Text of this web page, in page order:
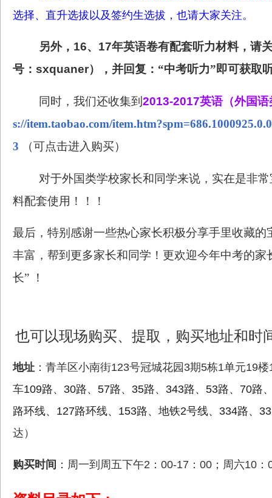
选择、直升选拔以及签约生选拔，也请大家关注。
另外， 16、 17年英语卷有配套听力材料，请
号： sxquaner），并回复：“中考听力”即可获取
同时，我们还收集到 2013-2017英语（外国
s://item.taobao.com/
3 （可点击进入购买）
对于外国类学校家长和同学来说，实在是非常
料配套使用！！！
最后 ，特别感谢一些热心家长积极分享手里收藏
丰富，帮到更多家长和同学！更欢迎今年中考的
长”
！
也可以现场购买、提取，购买地址和时
地址 ： 青羊区小南街123号冠城花园3期5栋1单元19
车109路、30路、57路、35路、343路、53路、70路
路环线、127路环线、153路、地铁2号线、334路、
达）
购买时间 ：周一到周五下午2：00-17：00；周六10：